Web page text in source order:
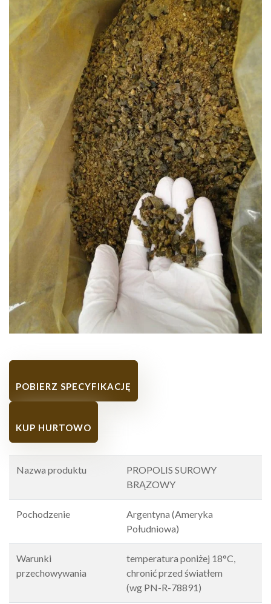
POBIERZ SPECYFIKACJĘ
KUP HURTOWO
Nazwa produktu
PROPOLIS SUROWY
BRĄZOWY
Pochodzenie
Argentyna (Ameryka
Południowa)
Warunki
przechowywania
temperatura poniżej 18°C,
chronić przed światłem
(wg PN-R-78891)